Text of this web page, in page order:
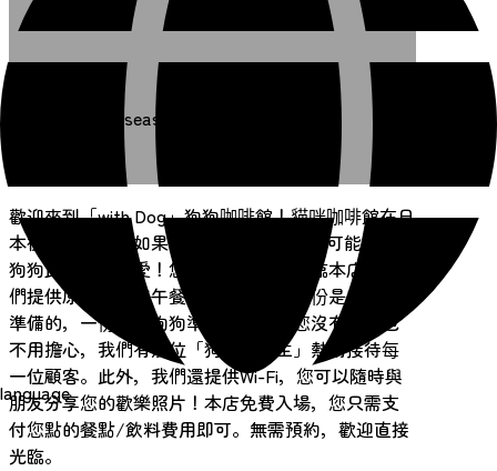
language
Overseas TEL +81-22-342-0510
歡迎來到「with Dog」狗狗咖啡館！貓咪咖啡館在日
本很受歡迎，但如果您來“with Dog”，您可能會覺得
狗狗比貓咪更可愛！您可以攜帶愛犬光臨本店。我
們提供原創的手工午餐和甜點菜單，一份是為人類
準備的，一份是為狗狗準備的。如果您沒有狗狗也
不用擔心，我們有幾位「狗狗服務生」熱情接待每
一位顧客。此外，我們還提供Wi-Fi，您可以隨時與
朋友分享您的歡樂照片！本店免費入場，您只需支
付您點的餐點/飲料費用即可。無需預約，歡迎直接
光臨。